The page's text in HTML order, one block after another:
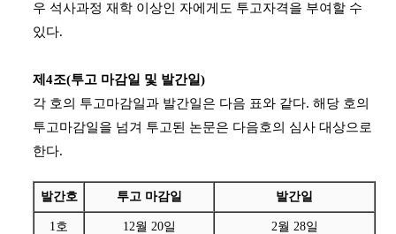
우 석사과정 재학 이상인 자에게도 투고자격을 부여할 수
있다.
제4조(투고 마감일 및 발간일)
각 호의 투고마감일과 발간일은 다음 표와 같다. 해당 호의
투고마감일을 넘겨 투고된 논문은 다음호의 심사 대상으로
한다.
발간호 투고 마감일 발간일
1호 12월 20일 2월 28일